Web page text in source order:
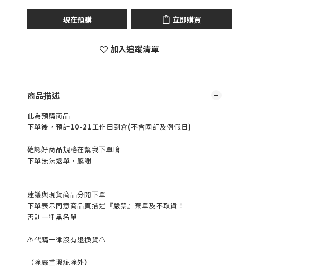
現在預購 立即購買
加入追蹤清單
商品描述
此為預購商品
下單後，預計10-21工作日到倉(不含國訂及例假日)
確認好商品規格在幫我下單唷
下單無法退單，感謝
建議與現貨商品分開下單
下單表示同意商品頁描述『嚴禁』棄單及不取貨！
否則一律黑名單
⚠️代購一律沒有退換貨⚠️
（除嚴重瑕疵除外）